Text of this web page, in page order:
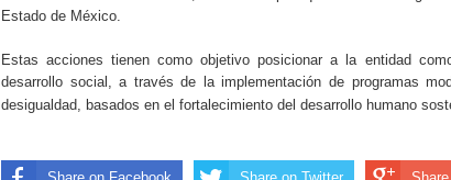
Estado de México.
Estas acciones tienen como objetivo posicionar a la entidad
desarrollo social, a través de la implementación de programas
desigualdad, basados en el fortalecimiento del desarrollo humano